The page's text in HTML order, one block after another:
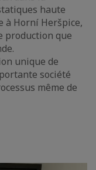
haute
à Horní Heršpice,
production que
unique de
société
même de